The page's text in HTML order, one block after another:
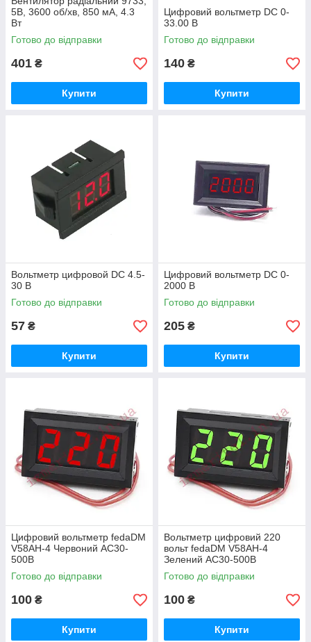
5В, 3600 об/хв, 850 мА, 4.3
Вт
Готово до відправки
401 ₴
Купити
Цифровий вольтметр DC 0-
33.00 В
Готово до відправки
140 ₴
Купити
Вольтметр цифровой DC 4.5-
30 В
Готово до відправки
57 ₴
Купити
Цифровий вольтметр DC 0-
2000 В
Готово до відправки
205 ₴
Купити
Цифровий вольтметр fedaDM
V58AH-4 Червоний AC30-
500В
Готово до відправки
100 ₴
Купити
Вольтметр цифровий 220
вольт fedaDM V58AH-4
Зелений AC30-500В
Готово до відправки
100 ₴
Купити